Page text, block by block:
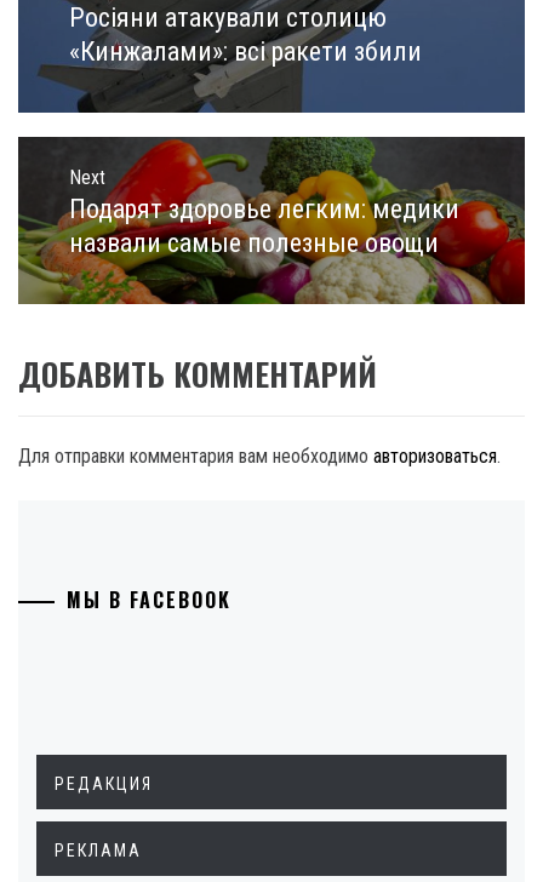
записям
Previous
post:
Росіяни атакували столицю
«Кинжалами»: всі ракети збили
Next
Next
post:
Подарят здоровье легким: медики
назвали самые полезные овощи
ДОБАВИТЬ КОММЕНТАРИЙ
Для отправки комментария вам необходимо авторизоваться.
МЫ В FACEBOOK
РЕДАКЦИЯ
РЕКЛАМА